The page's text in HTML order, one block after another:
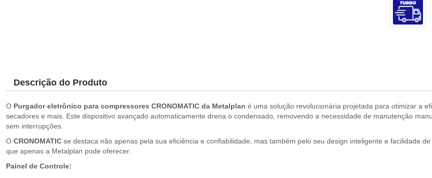
Descrição do Produto
O Purgador eletrônico para compressores CRONOMATIC da Metalplan é uma solução revolucionária projetada para otimizar a
secadores e mais. Este dispositivo avançado automaticamente drena o condensado, removendo a necessidade de manutenção
sem interrupções.
O CRONOMATIC se destaca não apenas pela sua eficiência e confiabilidade, mas também pelo seu design inteligente e facilidade
que apenas a Metalplan pode oferecer.
Painel de Controle: